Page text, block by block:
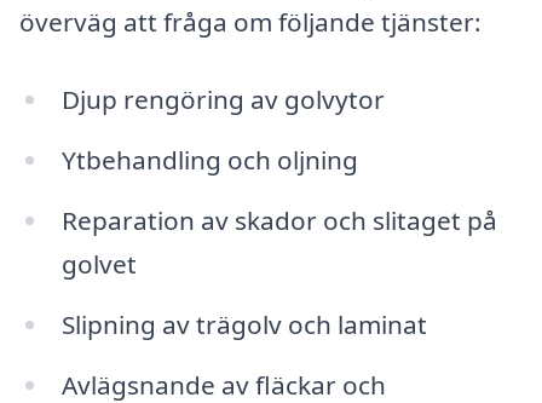
överväg att fråga om följande tjänster:
Djup rengöring av golvytor
Ytbehandling och oljning
Reparation av skador och slitaget på
golvet
Slipning av trägolv och laminat
Avlägsnande av fläckar och